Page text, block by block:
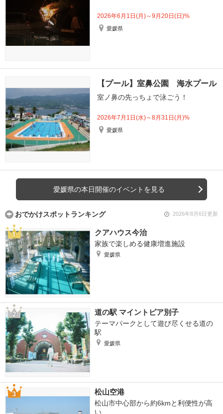
2026年6月1日(月)～9月20日(日)%
愛媛県
【プール】室鼻公園 海水プール
室ノ鼻の先っちょで泳ごう！
2026年7月1日(水)～8月31日(月)%
愛媛県
愛媛県の本日開催のイベントを見る
おでかけスポットランキング 2026年8月6日更新
クアハウス今治
家族で楽しめる健康増進施設
愛媛県
道の駅 マイントピア別子
テーマパークとして遊び尽くせる道の
駅
愛媛県
松山空港
松山市中心部から約6kmと利便性が高
い